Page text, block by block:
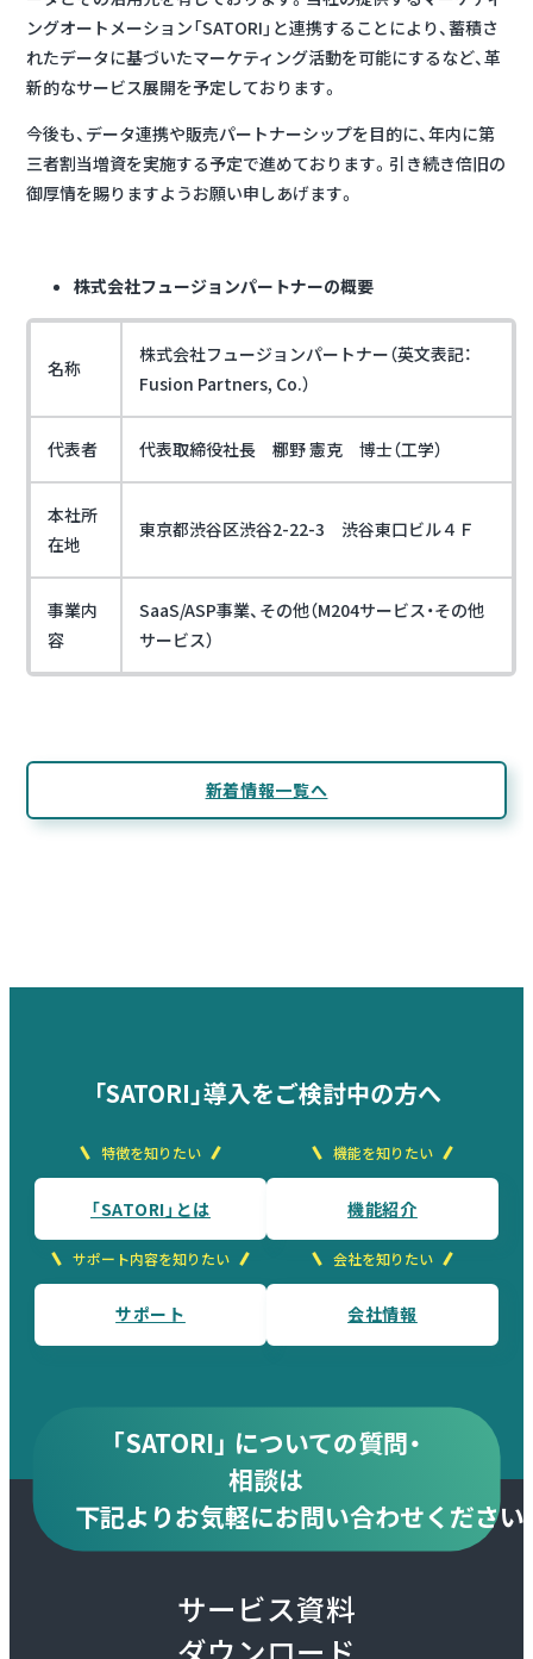
ングオートメーション「SATORI」と連携することにより、蓄積さ
れたデータに基づいたマーケティング活動を可能にするなど、革
新的なサービス展開を予定しております。
今後も、データ連携や販売パートナーシップを目的に、年内に第
三者割当増資を実施する予定で進めております。引き続き倍旧の
御厚情を賜りますようお願い申しあげます。
株式会社フュージョンパートナーの概要
名称
株式会社フュージョンパートナー（英文表記：
Fusion Partners, Co.）
代表者 代表取締役社長 梛野 憲克 博士（工学）
本社所
在地
東京都渋谷区渋谷2-22-3 渋谷東口ビル４Ｆ
事業内
容
SaaS/ASP事業、その他（M204サービス・その他
サービス）
新着情報一覧へ
「SATORI」導入をご検討中の方へ
特徴を知りたい
「SATORI」とは
機能を知りたい
機能紹介
サポート内容を知りたい
サポート
会社を知りたい
会社情報
「SATORI」 についての質問・
相談は
下記よりお気軽にお問い合わせください
サービス資料